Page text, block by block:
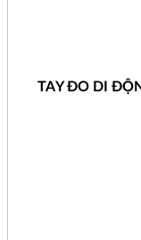
TAY ĐO DI